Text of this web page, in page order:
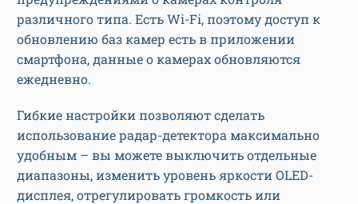
различного типа. Есть Wi-Fi, поэтому доступ к
обновлению баз камер есть в приложении
смартфона, данные о камерах обновляются
ежедневно.
Гибкие настройки позволяют сделать
использование радар-детектора максимально
удобным – вы можете выключить отдельные
диапазоны, изменить уровень яркости OLED-
дисплея, отрегулировать громкость или